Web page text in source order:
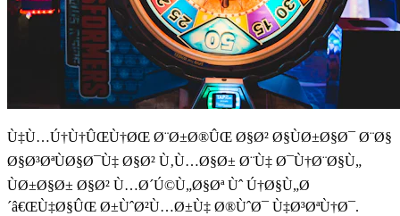
Ù‡Ù…Ú†Ù†ÛŒÙ†ØŒ Ø¨Ø±Ø®ÛŒ Ø§Ø² Ø§ÙØ±Ø§Ø¯ Ø¨Ø§
Ø§Ø³ØªÙØ§Ø¯Ù‡ Ø§Ø² Ù‚Ù…Ø§Ø± Ø¨Ù‡ Ø¯Ù†Ø¨Ø§Ù„
ÙØ±Ø§Ø± Ø§Ø² Ù…Ø´Ú©Ù„Ø§Øª Ùˆ Ú†Ø§Ù„Ø
´â€ŒÙ‡Ø§ÛŒ Ø±ÙˆØ²Ù…Ø±Ù‡ Ø®ÙˆØ¯ Ù‡Ø³ØªÙ†Ø¯.